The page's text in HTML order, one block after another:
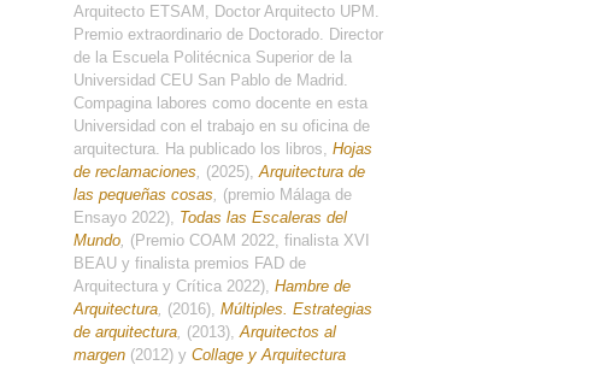
Arquitecto ETSAM, Doctor Arquitecto UPM.
Premio extraordinario de Doctorado. Director
de la Escuela Politécnica Superior de la
Universidad CEU San Pablo de Madrid.
Compagina labores como docente en esta
Universidad con el trabajo en su oficina de
arquitectura. Ha publicado los libros,Hojas
de reclamaciones
(2025),Arquitectura de
las pequeñas cosas
(premio Málaga de
Ensayo 2022), Todas las Escaleras del
Mundo (Premio COAM 2022, finalista XVI
BEAU y finalista premios FAD de
Arquitectura y Crítica 2022),Hambre de
Arquitectura (2016),Múltiples. Estrategias
de arquitectura (2013),Arquitectos al
margen (2012) yCollage y Arquitectura